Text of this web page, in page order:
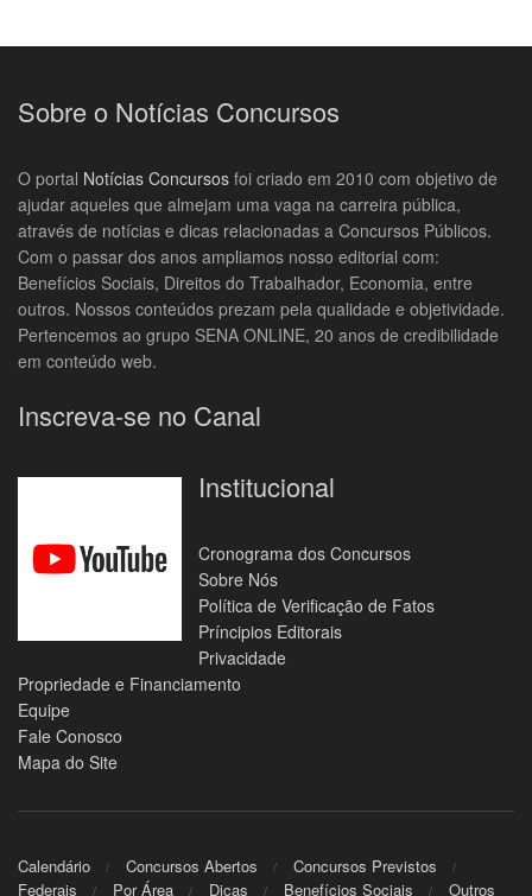
Sobre o Notícias Concursos
O portal Notícias Concursos foi criado em 2010 com objetivo de
ajudar aqueles que almejam uma vaga na carreira pública,
através de notícias e dicas relacionadas a Concursos Públicos.
Com o passar dos anos ampliamos nosso editorial com:
Benefícios Sociais, Direitos do Trabalhador, Economia, entre
outros. Nossos conteúdos prezam pela qualidade e objetividade.
Pertencemos ao grupo SENA ONLINE, 20 anos de credibilidade
em conteúdo web.
Inscreva-se no Canal
Institucional
Cronograma dos Concursos
Sobre Nós
Política de Verificação de Fatos
Príncipios Editorais
Privacidade
Propriedade e Financiamento
Equipe
Fale Conosco
Mapa do Site
Calendário Concursos Abertos
Concursos Previstos
Federais
Por Área Dicas Benefícios Sociais Outros